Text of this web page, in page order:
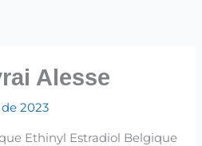
Alesse
2023
Ethinyl Estradiol Belgique